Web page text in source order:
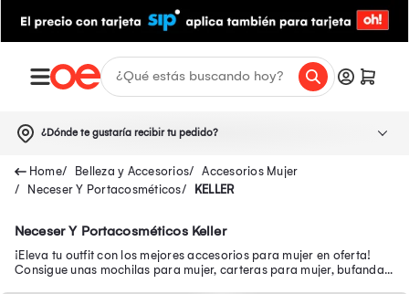
¿Dónde te gustaría recibir tu pedido?
Belleza y Accesorios
Accesorios Mujer
Neceser Y Portacosméticos
KELLER
Neceser Y Portacosméticos Keller
¡Eleva tu outfit con los mejores accesorios para mujer en oferta!
Consigue unas mochilas para mujer, carteras para mujer, bufandas